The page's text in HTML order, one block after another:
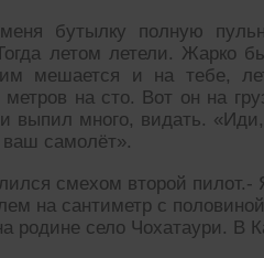
бутылку полную
летом летели. Жарко
мешается и на тебе,
на сто. Вот он на
выпил много, видать.
самолёт».
смехом второй пилот.-
на сантиметр с
родине село Чохатаури.